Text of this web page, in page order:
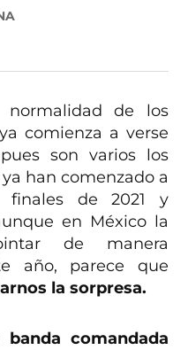
de los
comienza a verse
son varios los
han comenzado a
finales de 2021 y
en México la
de manera
año, parece que
la sorpresa.
banda comandada